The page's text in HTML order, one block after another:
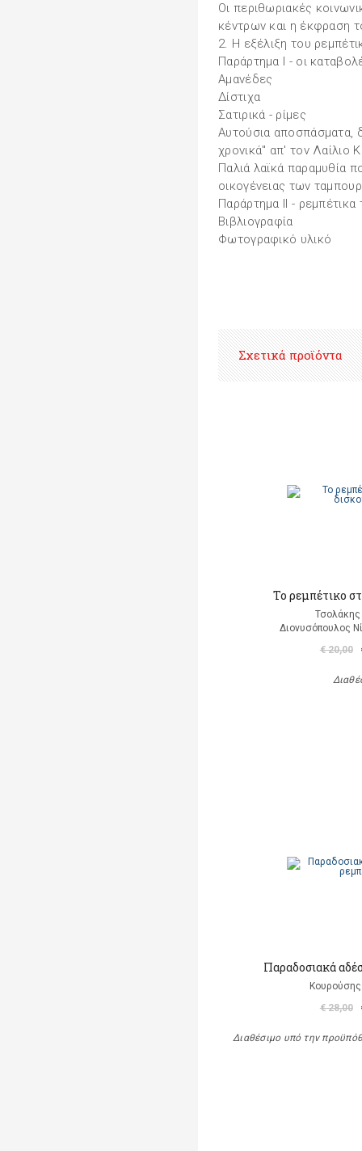
Οι περιθωριακές
κέντρων και η έκφραση
2. Η εξέλιξη του
Παράρτημα Ι - οι
Αμανέδες
Δίστιχα
Σατιρικά - ρίμες
Αυτούσια αποσπάσματα,
χρονικά" απ' τον Λαίλιο
Παλιά λαϊκά παραμυθία
οικογένειας των
Παράρτημα ΙΙ - ρεμπέτικα
Βιβλιογραφία
Φωτογραφικό υλικό
Σχετικά προϊόντα
Το ρεμπέτικο
Διονυσόπουλος
€ 20,00
Παραδοσιακά
€ 28,00
Διαθέσιμο υπό την